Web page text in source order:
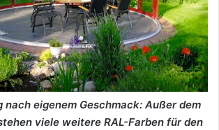
nach eigenem Geschmack: Außer dem
viele weitere RAL-Farben für den